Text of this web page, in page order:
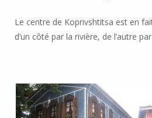
Le centre de Koprivshtitsa est en
d’un côté par la rivière, de l’autre